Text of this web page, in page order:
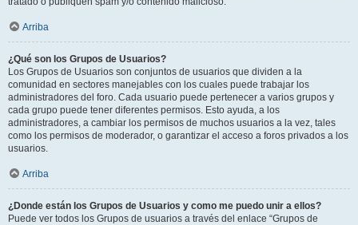
Arriba
¿Qué son los Grupos de Usuarios?
Los Grupos de Usuarios son conjuntos de usuarios que dividen a la
comunidad en sectores manejables con los cuales puede trabajar los
administradores del foro. Cada usuario puede pertenecer a varios grupos y
cada grupo puede tener diferentes permisos. Esto ayuda, a los
administradores, a cambiar los permisos de muchos usuarios a la vez, tales
como los permisos de moderador, o garantizar el acceso a foros privados a los
usuarios.
Arriba
¿Donde están los Grupos de Usuarios y como me puedo unir a ellos?
Puede ver todos los Grupos de usuarios a través del enlace “Grupos de